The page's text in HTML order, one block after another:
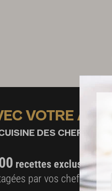
VOTRE
DES CHEFS,
recettes exclusives
par vos chefs